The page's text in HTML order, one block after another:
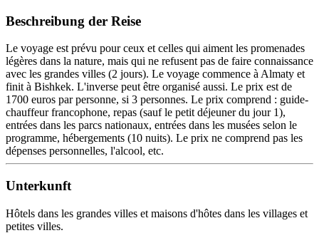
Beschreibung der Reise
Le voyage est prévu pour ceux et celles qui aiment les promenades
légères dans la nature, mais qui ne refusent pas de faire connaissance
avec les grandes villes (2 jours). Le voyage commence à Almaty et
finit à Bishkek. L'inverse peut être organisé aussi. Le prix est de
1700 euros par personne, si 3 personnes. Le prix comprend : guide-
chauffeur francophone, repas (sauf le petit déjeuner du jour 1),
entrées dans les parcs nationaux, entrées dans les musées selon le
programme, hébergements (10 nuits). Le prix ne comprend pas les
dépenses personnelles, l'alcool, etc.
Unterkunft
Hôtels dans les grandes villes et maisons d'hôtes dans les villages et
petites villes.